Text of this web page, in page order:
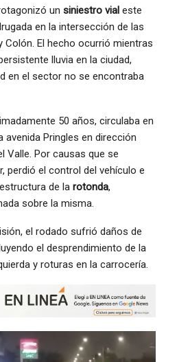
un siniestro vial este
en la intersección de las
Colón. El hecho ocurrió mientras
lluvia en la ciudad,
en el sector no se encontraba
50 años, circulaba en
avenida Pringles en dirección
Valle. Por causas que se
perdió el control del vehículo e
de la rotonda,
sobre la misma.
el rodado sufrió daños de
el desprendimiento de la
y roturas en la carrocería.